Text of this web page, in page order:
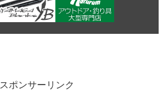
スポンサーリンク